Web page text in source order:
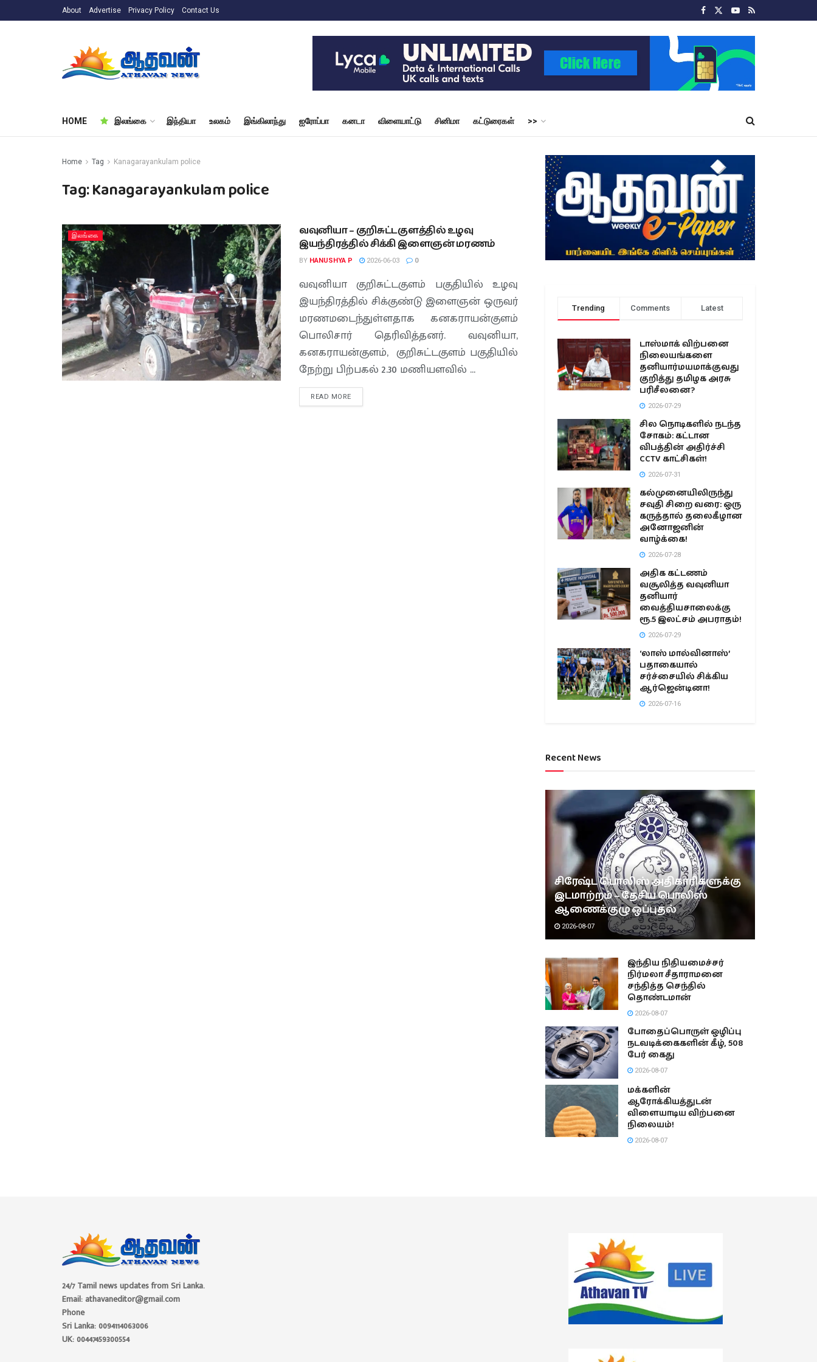
About Advertise Privacy Policy Contact Us
HOME இலங்கை இந்தியா உலகம் இங்கிலாந்து ஐரோப்பா கனடா விளையாட்டு சினிமா கட்டுரைகள் >>
Home Tag Kanagarayankulam police
Tag:Kanagarayankulam police
இலங்கை
வவுனியா – குறிசுட்டகுளத்தில் உழவு
இயந்திரத்தில் சிக்கி இளைஞன் மரணம்
BY HANUSHYA P 2026-06-03 0
வவுனியா குறிசுட்டகுளம் பகுதியில் உழவு
இயந்திரத்தில் சிக்குண்டு இளைஞன் ஒருவர்
மரணமடைந்துள்ளதாக கனகராயன்குளம்
பொலிசார் தெரிவித்தனர். வவுனியா,
கனகராயன்குளம், குறிசுட்டகுளம் பகுதியில்
நேற்று பிற்பகல் 2.30 மணியளவில் ...
READ MORE
Trending Comments Latest
டாஸ்மாக் விற்பனை
நிலையங்களை
தனியார்மயமாக்குவது
குறித்து தமிழக அரசு
பரிசீலனை?
2026-07-29
சில நொடிகளில் நடந்த
சோகம்: கட்டான
விபத்தின் அதிர்ச்சி
CCTV காட்சிகள்!
2026-07-31
கல்முனையிலிருந்து
சவுதி சிறை வரை: ஒரு
கருத்தால் தலைகீழான
அனோஜனின்
வாழ்க்கை!
2026-07-28
அதிக கட்டணம்
வசூலித்த வவுனியா
தனியார்
வைத்தியசாலைக்கு
ரூ.5 இலட்சம் அபராதம்!
2026-07-29
‘லாஸ் மால்வினாஸ்’
பதாகையால்
சர்ச்சையில் சிக்கிய
ஆர்ஜென்டினா!
2026-07-16
Recent News
சிரேஷ்ட பொலிஸ் அதிகாரிகளுக்கு
இடமாற்றம் – தேசிய பொலிஸ்
ஆணைக்குழு ஒப்புதல்
2026-08-07
இந்திய நிதியமைச்சர்
நிர்மலா சீதாராமனை
சந்தித்த செந்தில்
தொண்டமான்
2026-08-07
போதைப்பொருள் ஒழிப்பு
நடவடிக்கைகளின் கீழ், 508
பேர் கைது
2026-08-07
மக்களின்
ஆரோக்கியத்துடன்
விளையாடிய விற்பனை
நிலையம்!
2026-08-07
24/7 Tamil news updates from Sri Lanka.
Email: athavaneditor@gmail.com
Phone
Sri Lanka: 0094114063006
UK: 00447459300554